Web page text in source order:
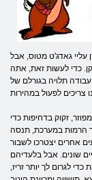
עליי גאדג'ט מטוס, אבל
כדי לעשות זאת, אתה
תלויה בגורלם של
זקוק בדחיפות כדי
הרמות במערכת, תנסה
אחרים יצטרכו לשבור
שונים. אבל בלעדיהם
לגרום לך יותר זריז,